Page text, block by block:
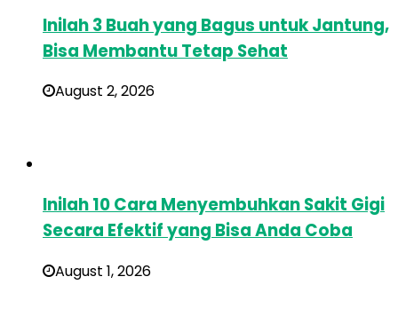
Inilah 3 Buah yang Bagus untuk Jantung,
Bisa Membantu Tetap Sehat
August 2, 2026
Inilah 10 Cara Menyembuhkan Sakit Gigi
Secara Efektif yang Bisa Anda Coba
August 1, 2026